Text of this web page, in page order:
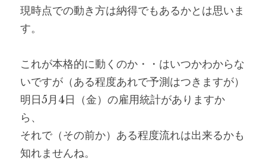
現時点での動き方は納得でもあるかとは思いま
す。
これが本格的に動くのか・・はいつかわからな
いですが（ある程度あれで予測はつきますが）
明日5月4日（金）の雇用統計がありますか
ら、
それで（その前か）ある程度流れは出来るかも
知れませんね。